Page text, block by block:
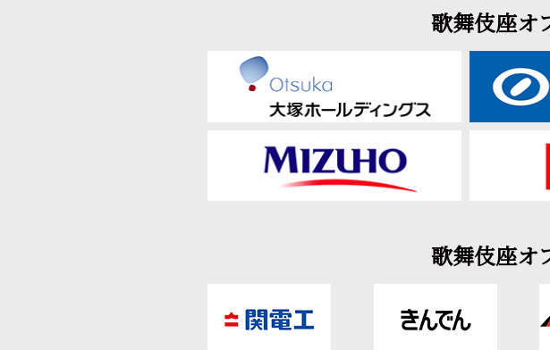
歌舞伎座オ
歌舞伎座オ